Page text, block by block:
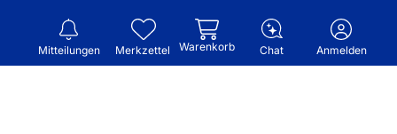
Mitteilungen Merkzettel Warenkorb Chat Anmelden